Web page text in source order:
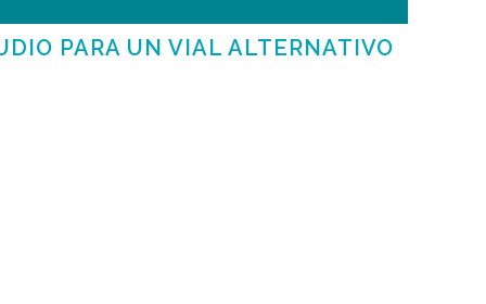
PARA UN VIAL ALTERNATIVO